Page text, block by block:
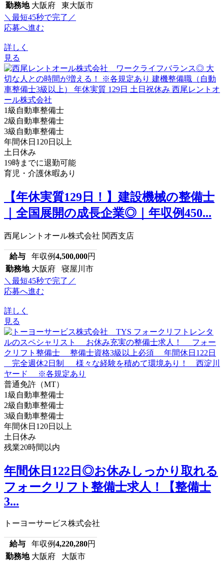
勤務地 大阪府 東大阪市
＼最短45秒で完了／
応募へ進む
詳しく
見る
1級自動車整備士
2級自動車整備士
3級自動車整備士
年間休日120日以上
土日休み
19時までに退勤可能
育児・介護休暇あり
【年休実質129日！】建設機械の整備士
｜全国展開の成長企業◎｜年収例450...
西尾レントオール株式会社 関西支店
給与 年収例4,500,000円
勤務地 大阪府 寝屋川市
＼最短45秒で完了／
応募へ進む
詳しく
見る
普通免許（MT）
1級自動車整備士
2級自動車整備士
3級自動車整備士
年間休日120日以上
土日休み
残業20時間以内
年間休日122日◎お休みしっかり取れる
フォークリフト整備士求人！【整備士
3...
トーヨーサービス株式会社
給与 年収例4,220,280円
勤務地 大阪府 大阪市